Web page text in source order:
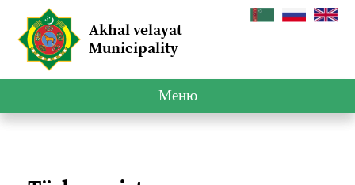
Akhal velayat
Municipality
Меню